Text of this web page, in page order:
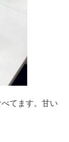
てます。甘い